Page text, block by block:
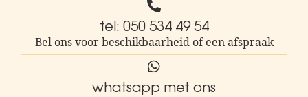
tel: 050 534 49 54
Bel ons voor beschikbaarheid of een afspraak
whatsapp met ons